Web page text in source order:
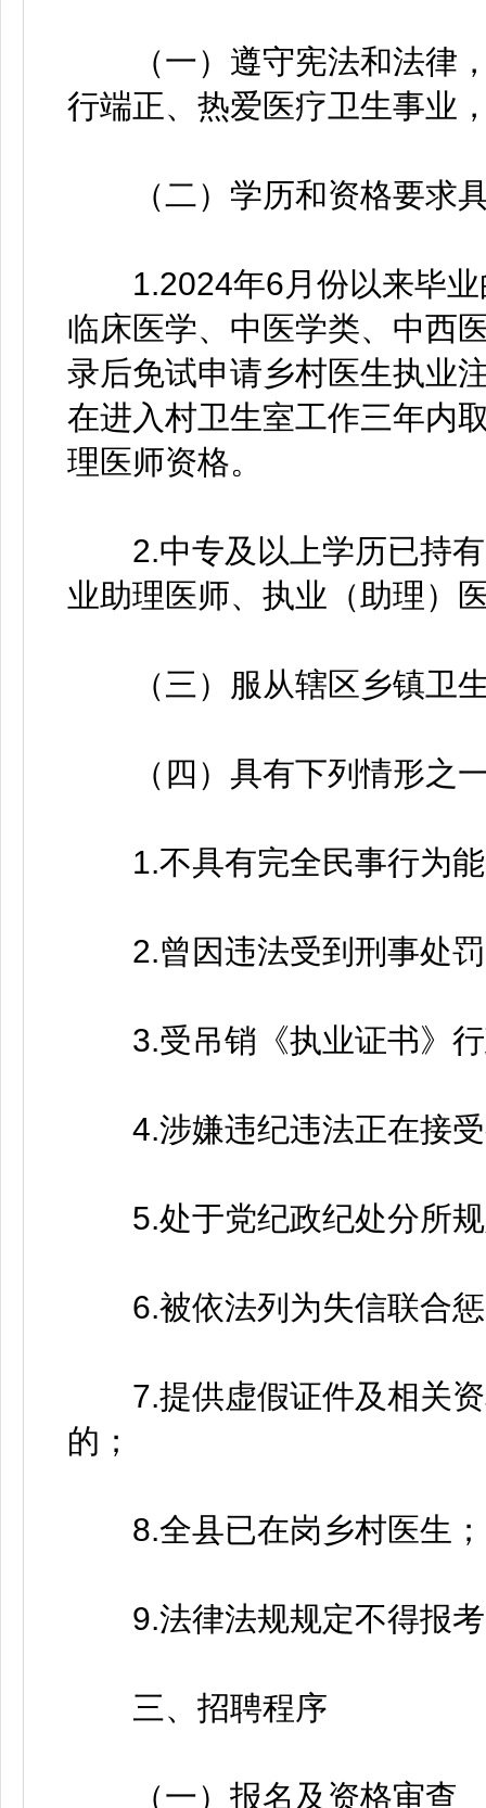
（一）遵守宪法和法律，
行端正、热爱医疗卫生事业
（二）学历和资格要求具
1.2024年6月份以来毕业
临床医学、中医学类、中西
录后免试申请乡村医生执业
在进入村卫生室工作三年内
理医师资格。
2.中专及以上学历已持有
业助理医师、执业（助理）
（三）服从辖区乡镇卫生
（四）具有下列情形之一
1.不具有完全民事行为能
2.曾因违法受到刑事处罚
3.受吊销《执业证书》行
4.涉嫌违纪违法正在接受
5.处于党纪政纪处分所规
6.被依法列为失信联合惩
7.提供虚假证件及相关资
的；
8.全县已在岗乡村医生；
9.法律法规规定不得报考
三、招聘程序
（一）报名及资格审查